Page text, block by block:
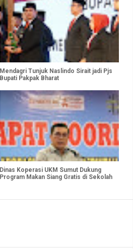
Mendagri Tunjuk Naslindo Sirait jadi Pjs
Bupati Pakpak Bharat
Dinas Koperasi UKM Sumut Dukung
Program Makan Siang Gratis di Sekolah